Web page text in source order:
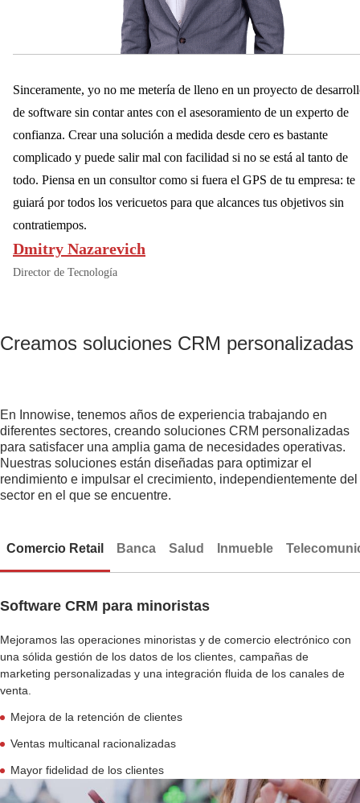
Sinceramente, yo no me metería de lleno en un proyecto de
de software sin contar antes con el asesoramiento de un experto de
confianza. Crear una solución a medida desde cero es bastante
complicado y puede salir mal con facilidad si no se está al tanto de
todo. Piensa en un consultor como si fuera el GPS de tu empresa: te
guiará por todos los vericuetos para que alcances tus objetivos sin
contratiempos.
Dmitry Nazarevich
Director de Tecnología
Creamos soluciones CRM
En Innowise, tenemos años de experiencia trabajando en
diferentes sectores, creando soluciones CRM personalizadas
para satisfacer una amplia gama de necesidades operativas.
Nuestras soluciones están diseñadas para optimizar el
rendimiento e impulsar el crecimiento, independientemente del
sector en el que se encuentre.
Comercio Retail Banca Salud Inmueble
Software CRM para minoristas
Mejoramos las operaciones minoristas y de comercio electrónico con
una sólida gestión de los datos de los clientes, campañas de
marketing personalizadas y una integración fluida de los canales de
venta.
Mejora de la retención de clientes
Ventas multicanal racionalizadas
Mayor fidelidad de los clientes